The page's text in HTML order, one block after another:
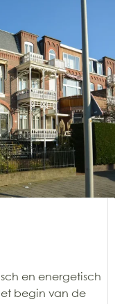
en energetisch
begin van de